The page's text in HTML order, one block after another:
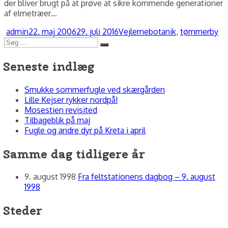
der bliver brugt på at prøve at sikre kommende generationer
af elmetræer…
Forfatter
adminUdgivet
22. maj 200629. juli 2016Kategorier
VejlerneTags
botanik, tømmerby
Søg
efter:
Søg
Seneste indlæg
Smukke sommerfugle ved skærgården
Lille Kejser rykker nordpå!
Mosestien revisited
Tilbageblik på maj
Fugle og andre dyr på Kreta i april
Samme dag tidligere år
9. august 1998 Fra feltstationens dagbog – 9. august
1998
Steder